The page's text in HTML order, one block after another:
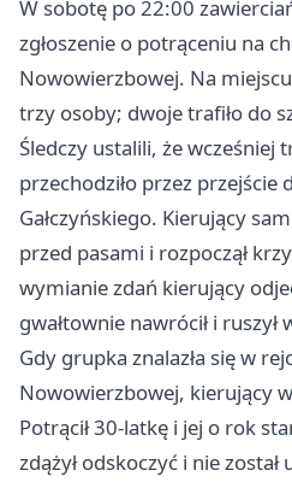
W sobotę po 22:00
zgłoszenie o potrąceniu na
Nowowierzbowej. Na
trzy osoby; dwoje trafiło do
Śledczy ustalili, że wcześniej
przechodziło przez przejście
Gałczyńskiego. Kierujący
przed pasami i rozpoczął
wymianie zdań kierujący
gwałtownie nawrócił i ruszył
Gdy grupka znalazła się w
Nowowierzbowej, kierujący
Potrącił 30-latkę i jej o rok
zdążył odskoczyć i nie